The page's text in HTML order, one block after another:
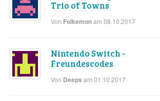
Trio of Towns
Von Folkemonam 08.10.2017
Nintendo Switch -
Freundescodes
Von Deeps am 01.10.2017